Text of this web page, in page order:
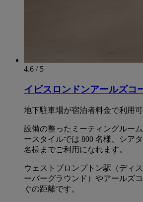
4.6 / 5
イビスロンドンアールズコ
地下駐車場が宿泊者料金で利用可
設備の整ったミーティングルー
ースタイルでは 800 名様、シア
名様までご利用になれます。
ウェストブロンプトン駅（ディ
ーバーグラウンド）やアールズ
ぐの距離です。